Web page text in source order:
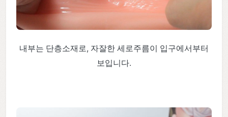
내부는 단층소재로, 자잘한 세로주름이 입구에서부터
보입니다.